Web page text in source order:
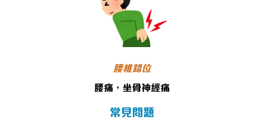
腰椎錯位
腰痛，坐骨神經痛
常見問題